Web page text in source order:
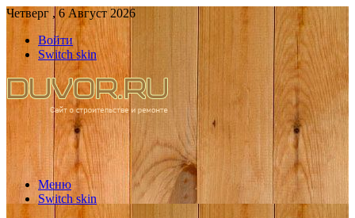
Четверг , 6 Август 2026
Войти
Switch skin
Меню
Switch skin